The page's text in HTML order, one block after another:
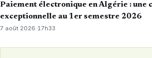
Paiement électronique en Algérie : une
exceptionnelle au 1er semestre 2026
7 août 2026·17h33